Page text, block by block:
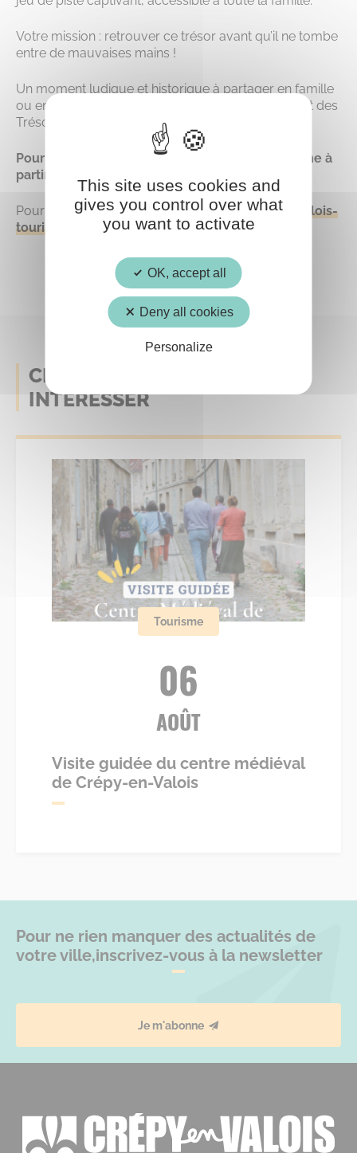
Votre mission : retrouver ce trésor avant qu’il ne tombe
entre de mauvaises mains !
Un moment ludique et historique à partager en famille
ou entre amis. Parviendrez-vous à percer le secret des
Trésors du Valois ?
Pour participer, rendez-vous à l’Office de tourisme à
partir du 5 avril prochain !
Pour en savoir plus : 03 44 59 03 97 –contact@valois-
tourisme.com
CELA POURRAIT AUSSI VOUS
INTERESSER
Tourisme
06
AOÛT
Visite guidée du centre médiéval
de Crépy-en-Valois
Pour ne rien manquer des actualités de
votre ville,inscrivez-vous à la newsletter
Je m'abonne
This site uses cookies and
gives you control over what
you want to activate
OK, accept all
Deny all cookies
Personalize